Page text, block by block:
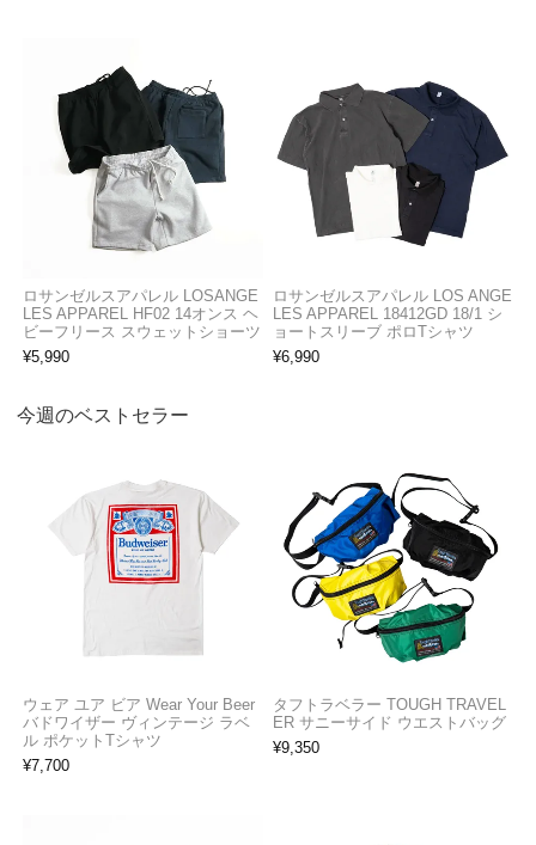
ロサンゼルスアパレル LOSANGE
LES APPAREL HF02 14オンス ヘ
ビーフリース スウェットショーツ
¥5,990
ロサンゼルスアパレル LOS ANGE
LES APPAREL 18412GD 18/1 シ
ョートスリーブ ポロTシャツ
¥6,990
今週のベストセラー
ウェア ユア ビア Wear Your Beer
バドワイザー ヴィンテージ ラベ
ル ポケットTシャツ
¥7,700
タフトラベラー TOUGH TRAVEL
ER サニーサイド ウエストバッグ
¥9,350